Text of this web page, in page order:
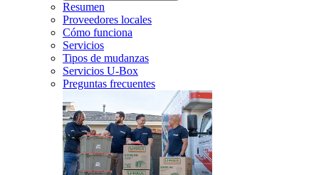
Resumen
Proveedores locales
Cómo funciona
Servicios
Tipos de mudanzas
Servicios U-Box
Preguntas frecuentes